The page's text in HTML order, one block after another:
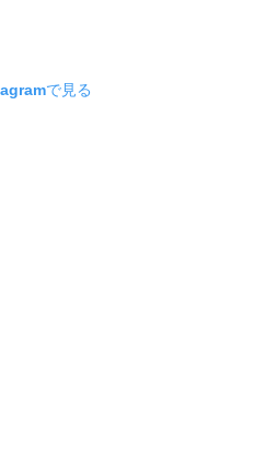
で見る